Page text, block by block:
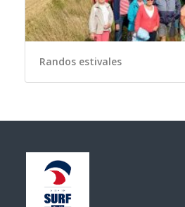
Randos estivales